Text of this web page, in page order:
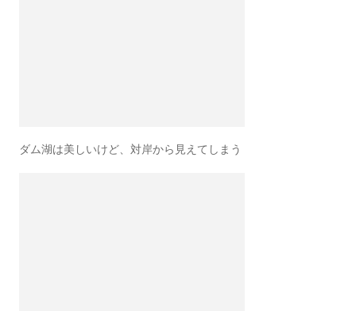
ダム湖は美しいけど、対岸から見えてしまう